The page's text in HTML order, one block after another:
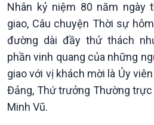
Tin Đời sống & Xã hội
360 độ Sức khỏe
Chuyển đổi Xanh
Tài nguyên và Môi trường
Chuyên gia của bạn
Xã hội chuyển động
Bước chân đến trường
Nhân kỷ niệm 80 năm ngày
giao, Câu chuyện Thời sự
đường dài đầy thử thách
phần vinh quang của những
giao với vị khách mời là Ủy
Đảng, Thứ trưởng Thường trực
Minh Vũ.